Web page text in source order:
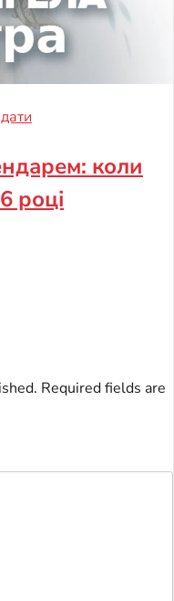
коли
році
Required fields are